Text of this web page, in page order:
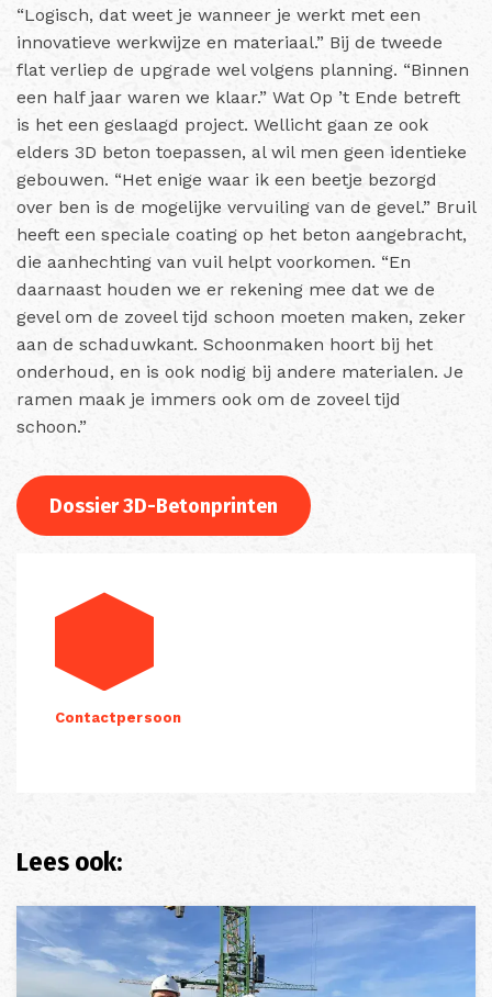
“Logisch, dat weet je wanneer je werkt met een
innovatieve werkwijze en materiaal.” Bij de tweede
flat verliep de upgrade wel volgens planning. “Binnen
een half jaar waren we klaar.” Wat Op ’t Ende betreft
is het een geslaagd project. Wellicht gaan ze ook
elders 3D beton toepassen, al wil men geen identieke
gebouwen. “Het enige waar ik een beetje bezorgd
over ben is de mogelijke vervuiling van de gevel.” Bruil
heeft een speciale coating op het beton aangebracht,
die aanhechting van vuil helpt voorkomen. “En
daarnaast houden we er rekening mee dat we de
gevel om de zoveel tijd schoon moeten maken, zeker
aan de schaduwkant. Schoonmaken hoort bij het
onderhoud, en is ook nodig bij andere materialen. Je
ramen maak je immers ook om de zoveel tijd
schoon.”
Dossier 3D-Betonprinten
Contactpersoon
Lees ook: